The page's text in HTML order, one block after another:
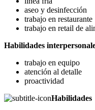
aseo y desinfección
trabajo en restaurante
trabajo en retail de
Habilidades
trabajo en equipo
atención al detalle
proactividad
Habilidades